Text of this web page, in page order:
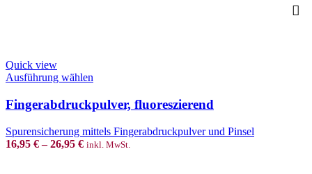
Quick view
Ausführung wählen
has
multiple
variants.
The
options
Fingerabdruckpulver, fluoreszierend
Spurensicherung mittels Fingerabdruckpulver und Pinsel
16,95 €–26,95 € inkl. MwSt.